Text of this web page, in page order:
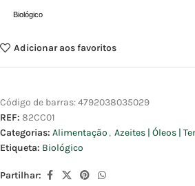
Biológico
Adicionar aos favoritos
Código de barras:4792038035029
REF: 82CC01
Categorias: Alimentação , Azeites | Óleos |
Etiqueta: Biológico
Partilhar: